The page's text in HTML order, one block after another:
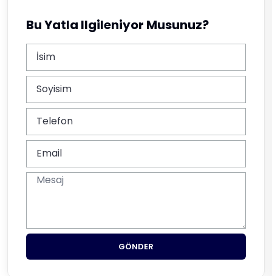
Bu Yatla Ilgileniyor Musunuz?
GÖNDER